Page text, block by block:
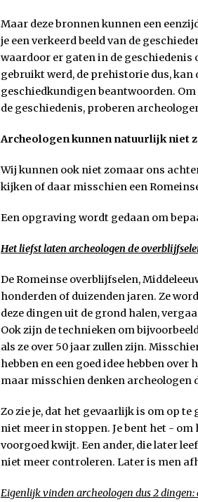
Maar deze bronnen kunnen een
je een verkeerd beeld van de
waardoor er gaten in de
gebruikt werd, de prehistorie dus, kan
geschiedkundigen beantwoorden.
de geschiedenis, proberen
Archeologen kunnen natuurlijk niet
Wij kunnen ook niet zomaar ons
kijken of daar misschien een
Een opgraving wordt gedaan om
Het liefst laten archeologen de
De Romeinse overblijfselen,
honderden of duizenden jaren. Ze
deze dingen uit de grond halen,
Ook zijn de technieken om
als ze over 50 jaar zullen zijn.
hebben en een goed idee hebben
maar misschien denken archeologen
Zo zie je, dat het gevaarlijk is om op
niet meer in stoppen. Je bent het -
voorgoed kwijt. Een ander, die later
niet meer controleren. Later is men
Eigenlijk vinden archeologen dus 2 dingen: